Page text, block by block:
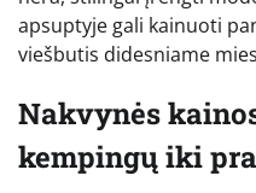
apsuptyje gali kainuoti
viešbutis didesniame
Nakvynės
kempingų iki